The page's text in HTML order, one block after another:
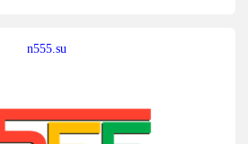
n555.su